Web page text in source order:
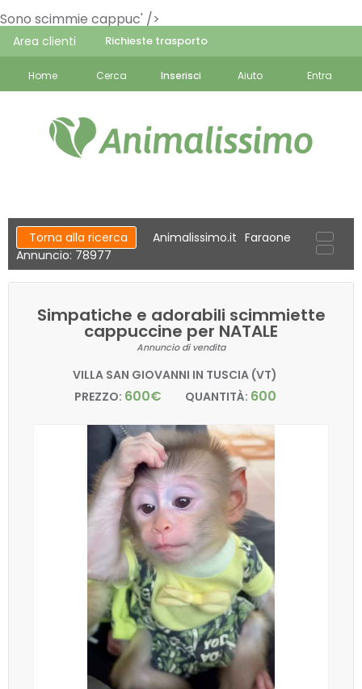
Sono scimmie cappuc' />
Area clienti Richieste trasporto
Home Cerca Inserisci Aiuto Entra
Torna alla ricerca Animalissimo.it Faraone
Annuncio: 78977
Simpatiche e adorabili scimmiette
cappuccine per NATALE
Annuncio di vendita
VILLA SAN GIOVANNI IN TUSCIA (VT)
PREZZO: 600€ QUANTITÀ: 600